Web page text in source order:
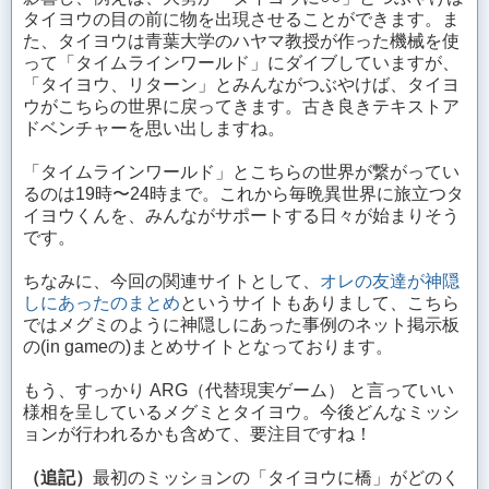
タイヨウの目の前に物を出現させることができます。ま
た、タイヨウは青葉大学のハヤマ教授が作った機械を使
って「タイムラインワールド」にダイブしていますが、
「タイヨウ、リターン」とみんながつぶやけば、タイヨ
ウがこちらの世界に戻ってきます。古き良きテキストア
ドベンチャーを思い出しますね。
「タイムラインワールド」とこちらの世界が繋がってい
るのは19時〜24時まで。これから毎晩異世界に旅立つタ
イヨウくんを、みんながサポートする日々が始まりそう
です。
ちなみに、今回の関連サイトとして、 オレの友達が神隠
しにあったのまとめというサイトもありまして、こちら
ではメグミのように神隠しにあった事例のネット掲示板
の(in gameの)まとめサイトとなっております。
もう、すっかり ARG（代替現実ゲーム） と言っていい
様相を呈しているメグミとタイヨウ。今後どんなミッシ
ョンが行われるかも含めて、要注目ですね！
（追記） 最初のミッションの「タイヨウに橋」がどのく